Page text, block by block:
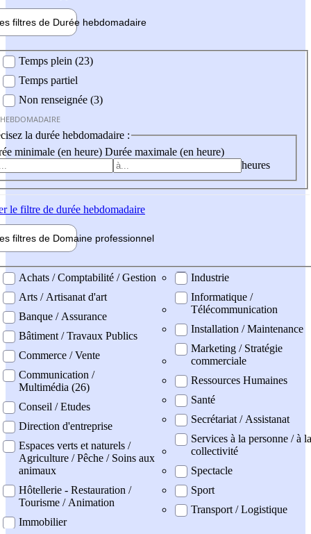
filtres de Durée hebdomadaire
Temps plein (23)
Temps partiel
Non renseignée (3)
la durée hebdomadaire :
minimale (en heure) Durée maximale (en heure)
heures
le filtre de durée hebdomadaire
filtres de Domaine professionnel
professionel
Achats / Comptabilité / Gestion
Arts / Artisanat d'art
Banque / Assurance
Bâtiment / Travaux Publics
Commerce / Vente
Communication /
Multimédia (26)
Conseil / Etudes
Direction d'entreprise
Espaces verts et naturels /
Agriculture / Pêche / Soins aux
animaux
Hôtellerie - Restauration /
Tourisme / Animation
Immobilier
Industrie
Informatique /
Télécommunication
Installation / Maintenance
Marketing / Stratégie
commerciale
Ressources Humaines
Santé
Secrétariat / Assistanat
Services à la personne / à la
collectivité
Spectacle
Sport
Transport / Logistique